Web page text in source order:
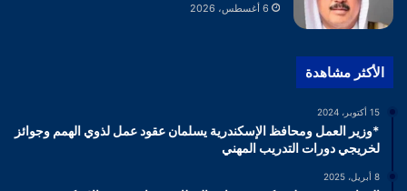
6 أغسطس، 2026
الأكثر مشاهدة
15 أكتوبر، 2024
*وزير العمل ومحافظ الإسكندرية يسلمان عقود عمل لذوي الهمم وجوائز
لخريجي دورات التدريب المهني
8 أبريل، 2025